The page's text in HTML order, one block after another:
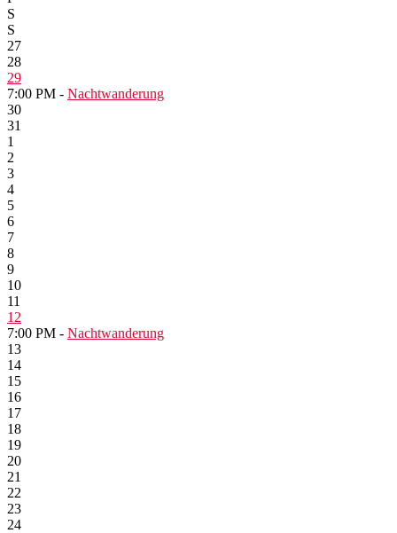
S
S
27
28
29
7:00 PM - Nachtwanderung
30
31
1
2
3
4
5
6
7
8
9
10
11
12
7:00 PM - Nachtwanderung
13
14
15
16
17
18
19
20
21
22
23
24